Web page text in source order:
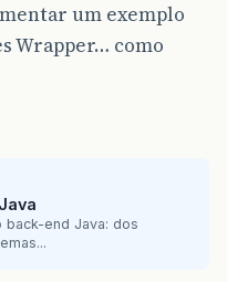
um exemplo
Wrapper… como
back-end Java: dos